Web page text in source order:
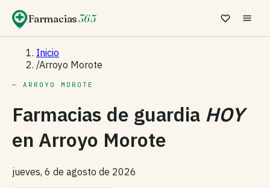
Farmacias365
Inicio
/Arroyo Morote
— ARROYO MOROTE
Farmacias de guardia HOY
en Arroyo Morote
jueves, 6 de agosto de 2026